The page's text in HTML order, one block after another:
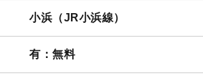
小浜（JR小浜線）
有：無料